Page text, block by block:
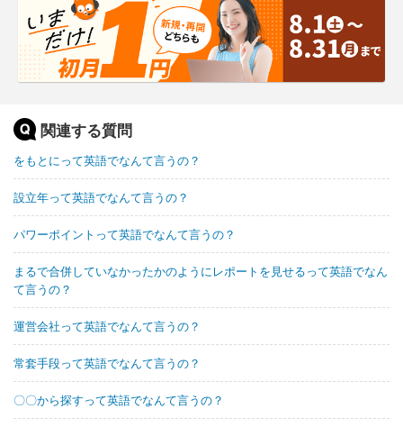
関連する質問
をもとにって英語でなんて言うの？
設立年って英語でなんて言うの？
パワーポイントって英語でなんて言うの？
まるで合併していなかったかのようにレポートを見せるって英語でなん
て言うの？
運営会社って英語でなんて言うの？
常套手段って英語でなんて言うの？
〇〇から探すって英語でなんて言うの？